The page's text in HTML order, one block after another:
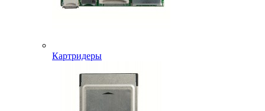
Картридеры